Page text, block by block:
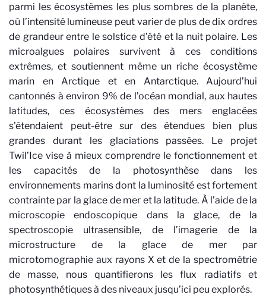
parmi les écosystèmes les plus sombres de la planète,
où l’intensité lumineuse peut varier de plus de dix ordres
de grandeur entre le solstice d’été et la nuit polaire. Les
microalgues polaires survivent à ces conditions
extrêmes, et soutiennent même un riche écosystème
marin en Arctique et en Antarctique. Aujourd’hui
cantonnés à environ 9% de l’océan mondial, aux hautes
latitudes, ces écosystèmes des mers englacées
s’étendaient peut-être sur des étendues bien plus
grandes durant les glaciations passées. Le projet
Twil’Ice vise à mieux comprendre le fonctionnement et
les capacités de la photosynthèse dans les
environnements marins dont la luminosité est fortement
contrainte par la glace de mer et la latitude. À l’aide de la
microscopie endoscopique dans la glace, de la
spectroscopie ultrasensible, de l’imagerie de la
microstructure de la glace de mer par
microtomographie aux rayons X et de la spectrométrie
de masse, nous quantifierons les flux radiatifs et
photosynthétiques à des niveaux jusqu’ici peu explorés.